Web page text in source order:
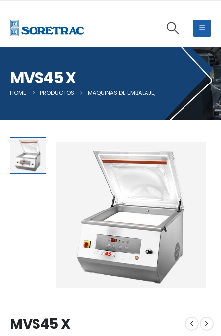
MVS45 X
HOME PRODUCTOS MÁQUINAS DE EMBALAJE, MÁQUINAS DE VACÍO
MVS45 X